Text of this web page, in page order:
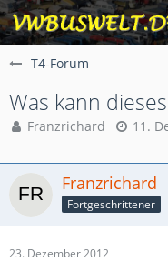
T4-Forum
Was kann
Franzrichard 11.
Franzrichard
Fortgeschrittener
23. Dezember 2012